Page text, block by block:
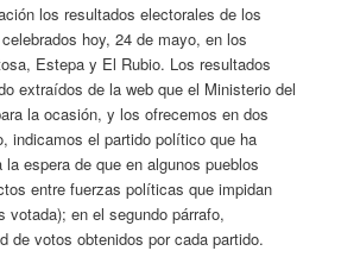
los resultados electorales de los
hoy, 24 de mayo, en los
Estepa y El Rubio. Los resultados
extraídos de la web que el Ministerio del
la ocasión, y los ofrecemos en dos
indicamos el partido político que ha
espera de que en algunos pueblos
entre fuerzas políticas que impidan
votada); en el segundo párrafo,
de votos obtenidos por cada partido.